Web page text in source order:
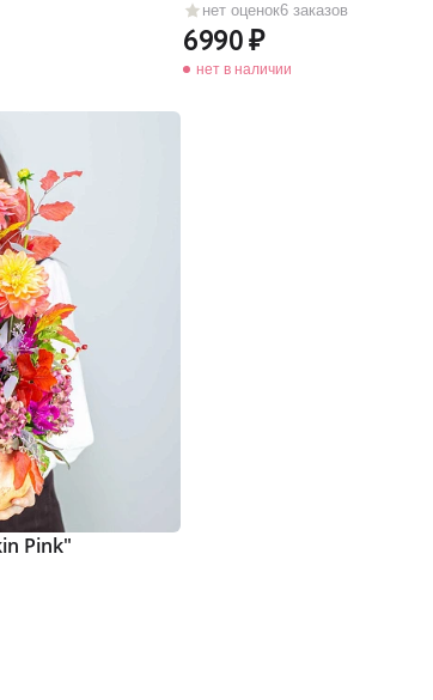
нет оценок6 заказов
6990
нет в наличии
Pink"